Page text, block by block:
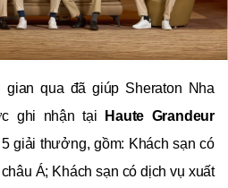
qua đã giúp Sheraton Nha
ghi nhận tại
Haute Grandeur
giải thưởng, gồm: Khách sạn có
Á; Khách sạn có dịch vụ xuất